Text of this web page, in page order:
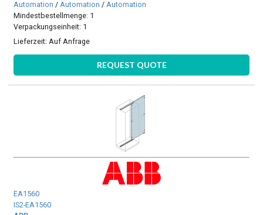
Automation /Automation /Automation
Mindestbestellmenge: 1
Verpackungseinheit: 1
Lieferzeit:Auf Anfrage
REQUEST QUOTE
EA1560
IS2-EA1560